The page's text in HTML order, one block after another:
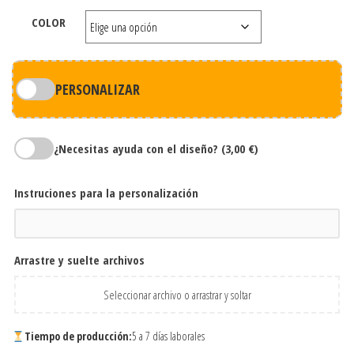
COLOR
PERSONALIZAR
¿Necesitas ayuda con el diseño? (3,00 €)
Instruciones para la personalización
Arrastre y suelte archivos
Seleccionar archivo o arrastrar y soltar
Tiempo de producción:5 a 7 días laborales